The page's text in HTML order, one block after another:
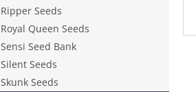
Ripper Seeds
Royal Queen Seeds
Sensi Seed Bank
Silent Seeds
Skunk Seeds